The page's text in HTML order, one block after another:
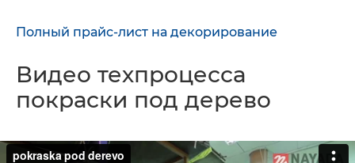
Полный прайс-лист на декорирование
Видео техпроцесса
покраски под дерево